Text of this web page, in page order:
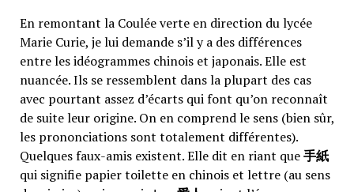
En remontant la Coulée verte en direction du lycée
Marie Curie, je lui demande s’il y a des différences
entre les idéogrammes chinois et japonais. Elle est
nuancée. Ils se ressemblent dans la plupart des cas
avec pourtant assez d’écarts qui font qu’on reconnaît
de suite leur origine. On en comprend le sens (bien sûr,
les prononciations sont totalement différentes).
Quelques faux-amis existent. Elle dit en riant que手紙
qui signifie papier toilette en chinois et lettre (au sens